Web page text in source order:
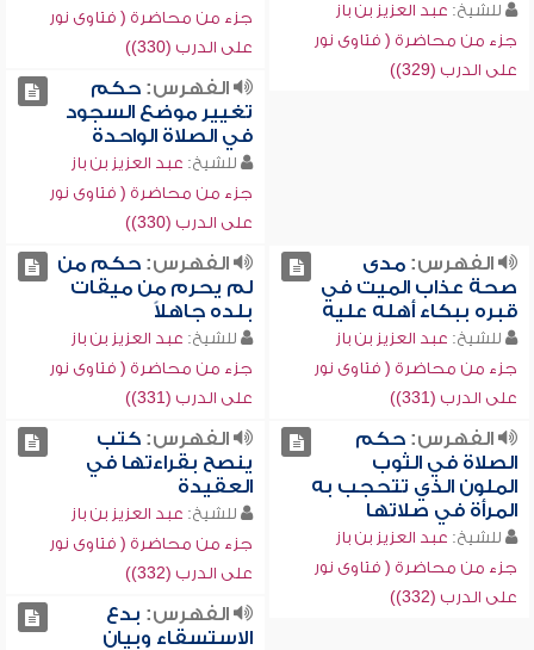
للشيخ: عبد العزيز بن باز
جزء من محاضرة ( فتاوى نور
على الدرب (329))
جزء من محاضرة ( فتاوى نور
على الدرب (330))
الفهرس:حكم
تغيير موضع السجود
في الصلاة الواحدة
للشيخ: عبد العزيز بن باز
جزء من محاضرة ( فتاوى نور
على الدرب (330))
الفهرس:مدى
صحة عذاب الميت في
قبره ببكاء أهله عليه
للشيخ: عبد العزيز بن باز
جزء من محاضرة ( فتاوى نور
على الدرب (331))
الفهرس:حكم من
لم يحرم من ميقات
بلده جاهلاً
للشيخ: عبد العزيز بن باز
جزء من محاضرة ( فتاوى نور
على الدرب (331))
الفهرس:حكم
الصلاة في الثوب
الملون الذي تتحجب به
المرأة في صلاتها
للشيخ: عبد العزيز بن باز
جزء من محاضرة ( فتاوى نور
على الدرب (332))
الفهرس:كتب
ينصح بقراءتها في
العقيدة
للشيخ: عبد العزيز بن باز
جزء من محاضرة ( فتاوى نور
على الدرب (332))
الفهرس: بدع
الاستسقاء وبيان